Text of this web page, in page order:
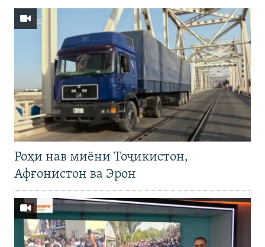
Роҳи нав миёни Тоҷикистон,
Афғонистон ва Эрон